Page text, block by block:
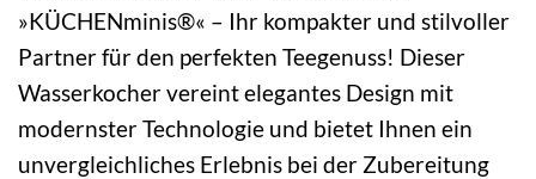
»KÜCHENminis®« – Ihr kompakter und stilvoller
Partner für den perfekten Teegenuss! Dieser
Wasserkocher vereint elegantes Design mit
modernster Technologie und bietet Ihnen ein
unvergleichliches Erlebnis bei der Zubereitung